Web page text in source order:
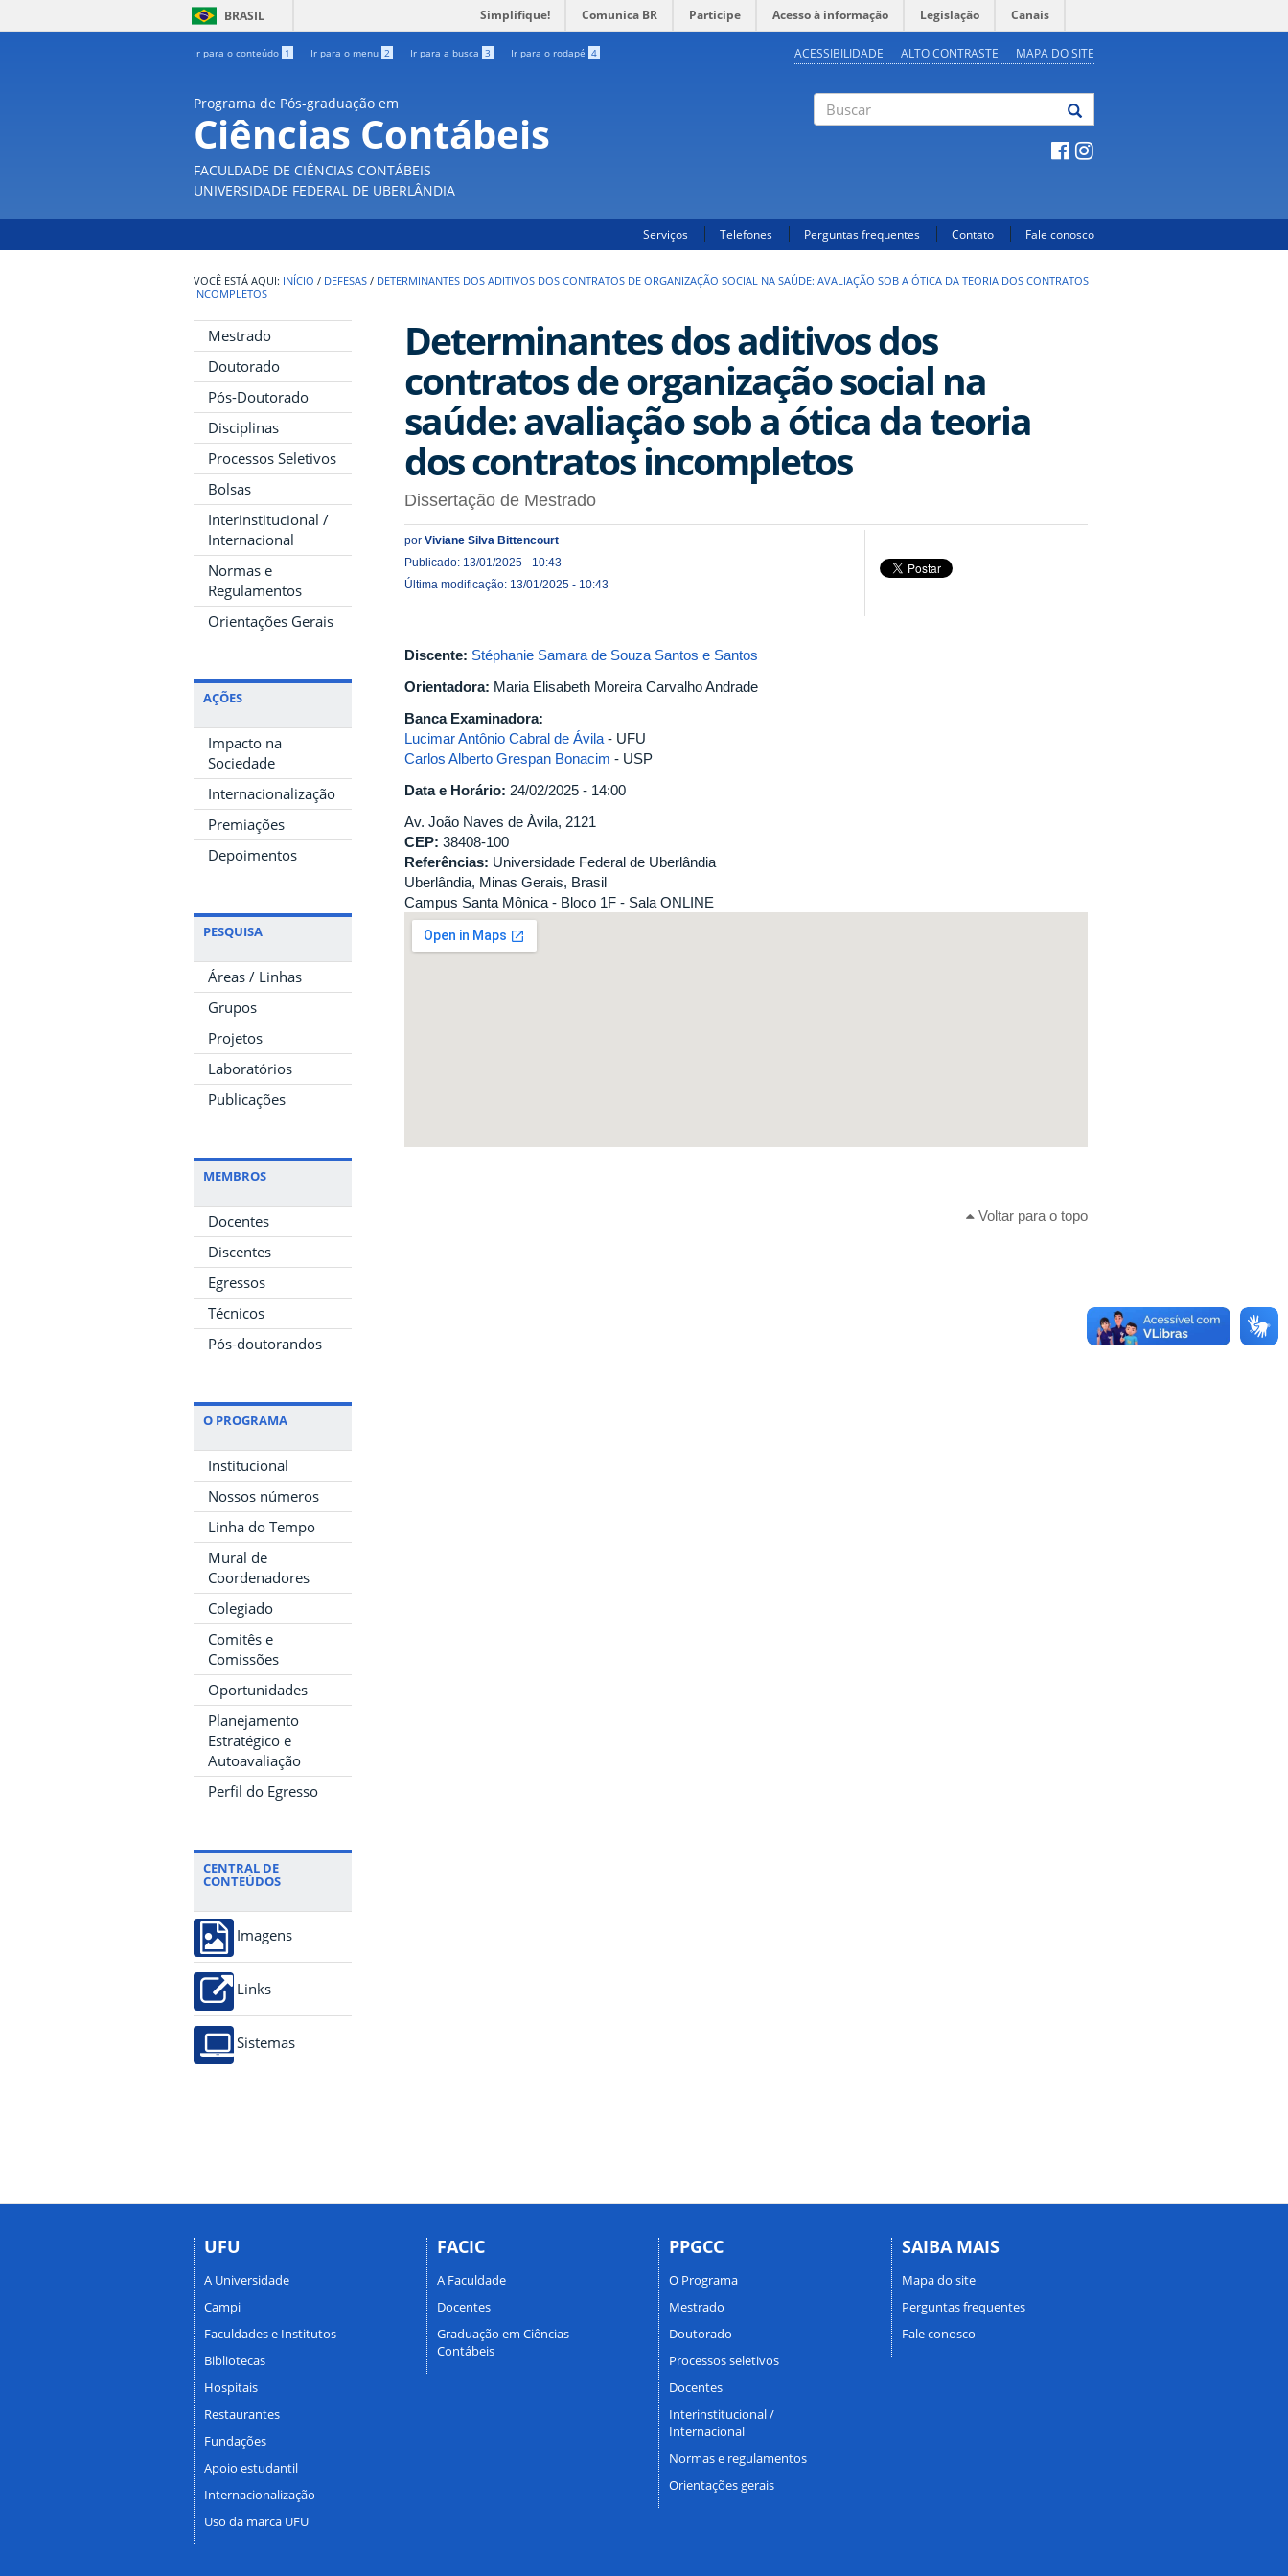
BRASIL Simplifique! Comunica BR Participe Acesso à informação Legislação Canais
Ir para o conteúdo 1 Ir para o menu 2 Ir para a busca 3 Ir para o rodapé 4 ACESSIBILIDADE ALTO CONTRASTE MAPA DO SITE
Programa de Pós-graduação em
Ciências Contábeis
FACULDADE DE CIÊNCIAS CONTÁBEIS
UNIVERSIDADE FEDERAL DE UBERLÂNDIA
Serviços Telefones Perguntas frequentes Contato Fale conosco
INÍCIO / DEFESAS / DETERMINANTES DOS ADITIVOS DOS CONTRATOS DE ORGANIZAÇÃO SOCIAL NA SAÚDE: AVALIAÇÃO SOB A ÓTICA DA TEORIA DOS CONTRATOS
INCOMPLETOS
Mestrado
Doutorado
Pós-Doutorado
Disciplinas
Processos Seletivos
Bolsas
Interinstitucional /
Internacional
Normas e
Regulamentos
Orientações Gerais
AÇÕES
Impacto na
Sociedade
Internacionalização
Premiações
Depoimentos
PESQUISA
Áreas / Linhas
Grupos
Projetos
Laboratórios
Publicações
MEMBROS
Docentes
Discentes
Egressos
Técnicos
Pós-doutorandos
O PROGRAMA
Institucional
Nossos números
Linha do Tempo
Mural de
Coordenadores
Colegiado
Comitês e
Comissões
Oportunidades
Planejamento
Estratégico e
Autoavaliação
Perfil do Egresso
CENTRAL DE
CONTEÚDOS
Imagens
Links
Sistemas
Determinantes dos aditivos dos
contratos de organização social na
saúde: avaliação sob a ótica da teoria
dos contratos incompletos
Dissertação de Mestrado
por Viviane Silva Bittencourt
Publicado: 13/01/2025 - 10:43
Última modificação: 13/01/2025 - 10:43
Discente: Stéphanie Samara de Souza Santos e Santos
Orientadora: Maria Elisabeth Moreira Carvalho Andrade
Banca Examinadora:
Lucimar Antônio Cabral de Ávila - UFU
Carlos Alberto Grespan Bonacim - USP
Data e Horário: 24/02/2025 - 14:00
Av. João Naves de Àvila, 2121
CEP: 38408-100
Referências: Universidade Federal de Uberlândia
Uberlândia, Minas Gerais, Brasil
Campus Santa Mônica - Bloco 1F - Sala ONLINE
Voltar para o topo
UFU
A Universidade
Campi
Faculdades e Institutos
Bibliotecas
Hospitais
Restaurantes
Fundações
Apoio estudantil
Internacionalização
Uso da marca UFU
FACIC
A Faculdade
Docentes
Graduação em Ciências
Contábeis
PPGCC
O Programa
Mestrado
Doutorado
Processos seletivos
Docentes
Interinstitucional /
Internacional
Normas e regulamentos
Orientações gerais
SAIBA MAIS
Mapa do site
Perguntas frequentes
Fale conosco